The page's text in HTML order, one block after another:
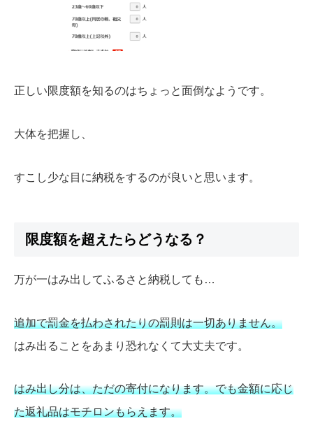
正しい限度額を知るのはちょっと面倒なようです。
大体を把握し、
すこし少な目に納税をするのが良いと思います。
限度額を超えたらどうなる？
万が一はみ出してふるさと納税しても…
追加で罰金を払わされたりの罰則は一切ありません。
はみ出ることをあまり恐れなくて大丈夫です。
はみ出し分は、ただの寄付になります。でも金額に応じ
た返礼品はモチロンもらえます。